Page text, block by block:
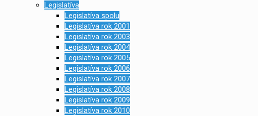
Legislatíva
Legislatíva spolu
Legislatíva rok 2001
Legislatíva rok 2003
Legislatíva rok 2004
Legislatíva rok 2005
Legislatíva rok 2006
Legislatíva rok 2007
Legislatíva rok 2008
Legislatíva rok 2009
Legislatíva rok 2010